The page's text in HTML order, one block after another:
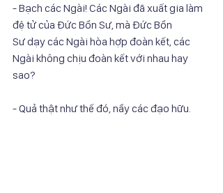
- Bạch các Ngài! Các Ngài đã xuất gia làm
đệ tử của Đức Bổn Sư, mà Đức Bổn
Sư dạy các Ngài hòa hợp đoàn kết, các
Ngài không chịu đoàn kết với nhau hay
sao?
- Quả thật như thế đó, nầy các đạo hữu.